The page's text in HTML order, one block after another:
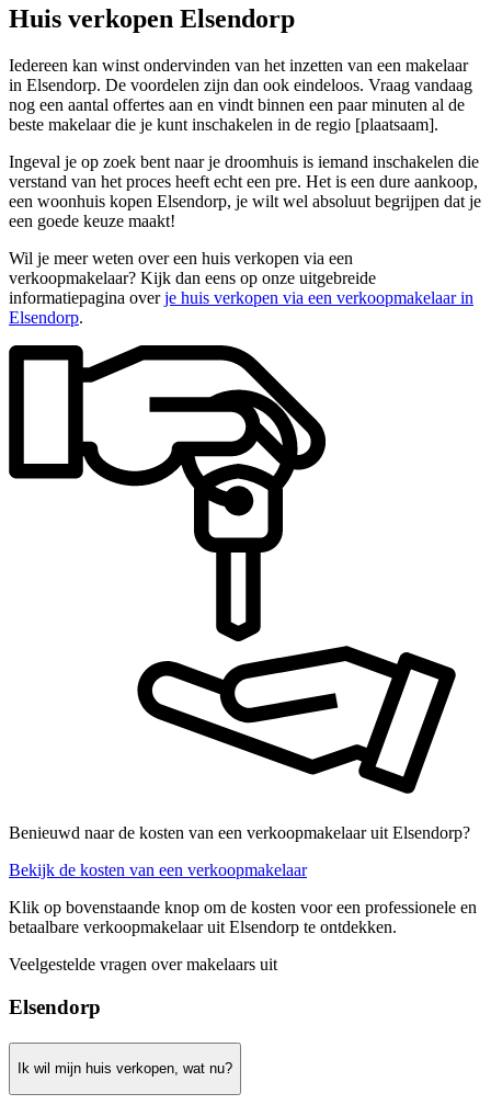
Huis verkopen Elsendorp
Iedereen kan winst ondervinden van het inzetten van een makelaar
in Elsendorp. De voordelen zijn dan ook eindeloos. Vraag vandaag
nog een aantal offertes aan en vindt binnen een paar minuten al de
beste makelaar die je kunt inschakelen in de regio [plaatsaam].
Ingeval je op zoek bent naar je droomhuis is iemand inschakelen die
verstand van het proces heeft echt een pre. Het is een dure aankoop,
een woonhuis kopen Elsendorp, je wilt wel absoluut begrijpen dat je
een goede keuze maakt!
Wil je meer weten over een huis verkopen via een
verkoopmakelaar? Kijk dan eens op onze uitgebreide
informatiepagina overje huis verkopen via een verkoopmakelaar in
Elsendorp.
Benieuwd naar de kosten van een verkoopmakelaar uit Elsendorp?
Bekijk de kosten van een verkoopmakelaar
Klik op bovenstaande knop om de kosten voor een professionele en
betaalbare verkoopmakelaar uit Elsendorp te ontdekken.
Veelgestelde vragen over makelaars uit
Elsendorp
Ik wil mijn huis verkopen, wat nu?